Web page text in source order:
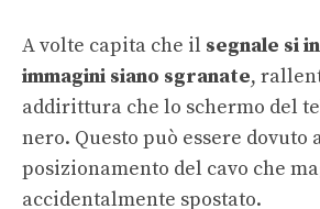
A volte capita che il segnale si
immagini siano sgranate,
addirittura che lo schermo del
nero. Questo può essere dovuto
posizionamento del cavo che
accidentalmente spostato.